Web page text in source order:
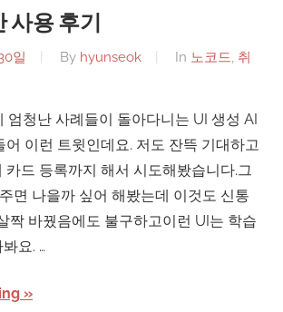
용 후기
일 By hyunseok In 노코드, 취
엄청난 사례들이 돌아다니는 UI 생성 AI
어 이런 트윗인데요. 저도 잔뜩 기대하고
카드 등록까지 해서 시도해봤습니다.그
면 나을까 싶어 해봤는데 이것도 신통
짝 바꿨음에도 불구하고이런 UI는 학습
요. …